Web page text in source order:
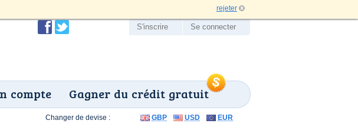
rejeter
Gagner du crédit gratuit
compte
S'inscrire Se connecter
Changer de devise : GBP USD EUR